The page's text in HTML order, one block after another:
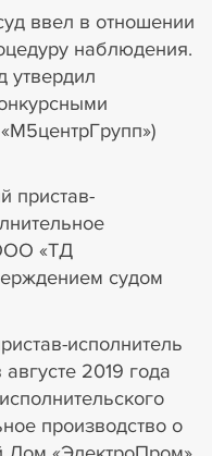
ввел в отношении
наблюдения.
утвердил
пристав-
«ТД
судом
исполнитель
2019 года
производство о